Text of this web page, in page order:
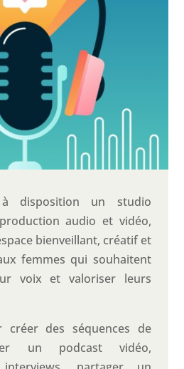
disposition un studio
audio et vidéo,
bienveillant, créatif et
femmes qui souhaitent
voix et valoriser leurs
des séquences de
un podcast vidéo,